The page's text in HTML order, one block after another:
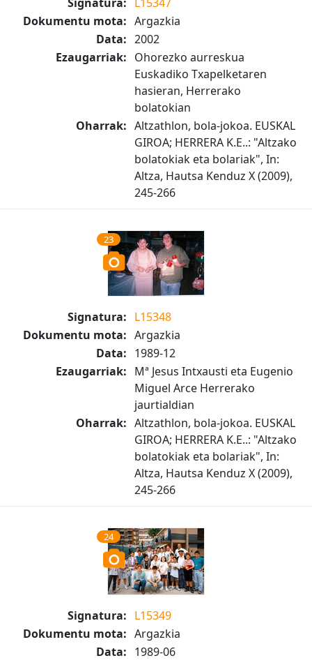
Dokumentu mota: Argazkia
Data: 2002
Ezaugarriak: Ohorezko aurreskua
Euskadiko Txapelketaren
hasieran, Herrerako
bolatokian
Oharrak: Altzathlon, bola-jokoa. EUSKAL
GIROA; HERRERA K.E..: "Altzako
bolatokiak eta bolariak", In:
Altza, Hautsa Kenduz X (2009),
245-266
23
Signatura: L15348
Dokumentu mota: Argazkia
Data: 1989-12
Ezaugarriak: Mª Jesus Intxausti eta Eugenio
Miguel Arce Herrerako
jaurtialdian
Oharrak: Altzathlon, bola-jokoa. EUSKAL
GIROA; HERRERA K.E..: "Altzako
bolatokiak eta bolariak", In:
Altza, Hautsa Kenduz X (2009),
245-266
24
Signatura: L15349
Dokumentu mota: Argazkia
Data: 1989-06